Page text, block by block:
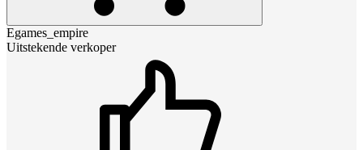
Egames_empire
Uitstekende verkoper